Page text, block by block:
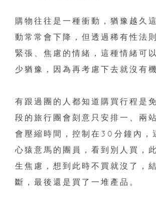
購物往往是一種衝動，猶豫越久
動常常會下降，但透過稀有性法
緊張、焦慮的情緒，這種情緒可
少猶豫，因為再考慮下去就沒有
有跟過團的人都知道購買行程是
段的旅行團會刻意只安排一、兩
會壓縮時間，控制在30分鐘內，
心猿意馬的團員，看到別人買，
生焦慮，想到此時不買就沒了，
斷，最後還是買了一堆產品。